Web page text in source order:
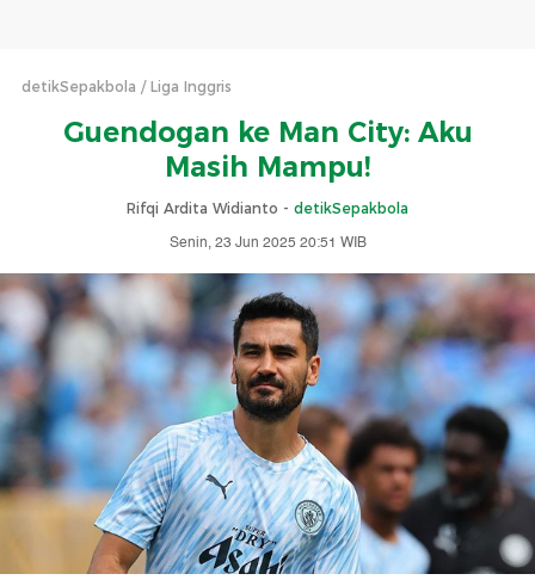
detikSepakbola Liga Inggris
Guendogan ke Man City: Aku
Masih Mampu!
Rifqi Ardita Widianto - detikSepakbola
Senin, 23 Jun 2025 20:51 WIB